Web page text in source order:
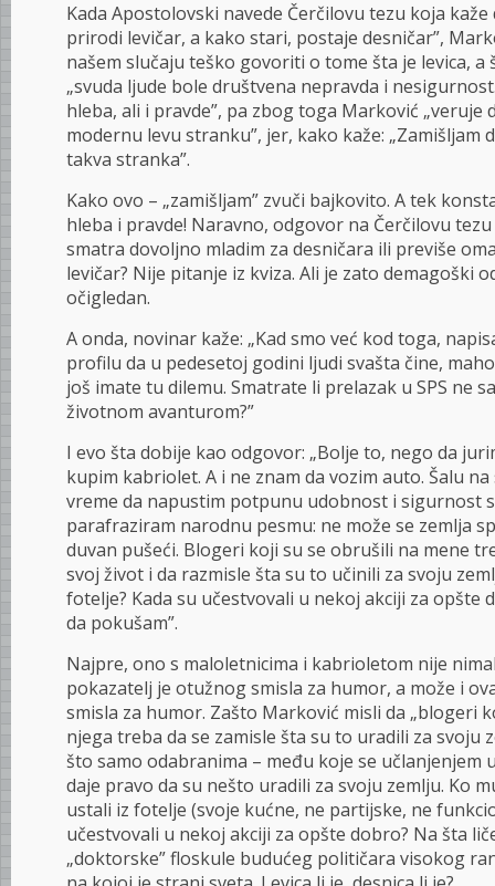
Kada Apostolovski navede Čerčilovu tezu koja kaže
prirodi levičar, a kako stari, postaje desničar”,
našem slučaju teško govoriti o tome šta je levica, a
„svuda ljude bole društvena nepravda i
hleba, ali i pravde”, pa zbog toga Marković „veruje
modernu levu stranku”, jer, kako kaže: „Zamišljam
takva stranka”.
Kako ovo – „zamišljam” zvuči bajkovito. A tek
hleba i pravde! Naravno, odgovor na Čerčilovu
smatra dovoljno mladim za desničara ili previše
levičar? Nije pitanje iz kviza. Ali je zato demagoški
očigledan.
A onda, novinar kaže: „Kad smo već kod toga,
profilu da u pedesetoj godini ljudi svašta čine,
još imate tu dilemu. Smatrate li prelazak u SPS ne
životnom avanturom?”
I evo šta dobije kao odgovor: „Bolje to, nego da
kupim kabriolet. A i ne znam da vozim auto. Šalu
vreme da napustim potpunu udobnost i sigurnost
parafraziram narodnu pesmu: ne može se zemlja
duvan pušeći. Blogeri koji su se obrušili na mene
svoj život i da razmisle šta su to učinili za svoju
fotelje? Kada su učestvovali u nekoj akciji za opšte
da pokušam”.
Najpre, ono s maloletnicima i kabrioletom nije
pokazatelj je otužnog smisla za humor, a može i
smisla za humor. Zašto Marković misli da „blogeri
njega treba da se zamisle šta su to uradili za svoju
što samo odabranima – među koje se učlanjenjem
daje pravo da su nešto uradili za svoju zemlju. Ko
ustali iz fotelje (svoje kućne, ne partijske, ne
učestvovali u nekoj akciji za opšte dobro? Na šta
„doktorske” floskule budućeg političara visokog